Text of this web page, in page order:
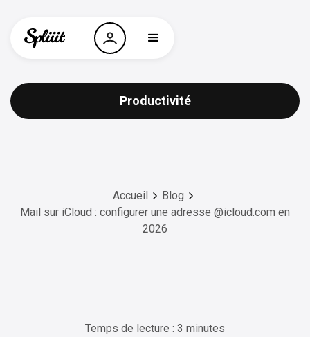
Productivité
Accueil
Blog
Mail sur iCloud : configurer une adresse @icloud.com en
2026
Temps de lecture : 3 minutes